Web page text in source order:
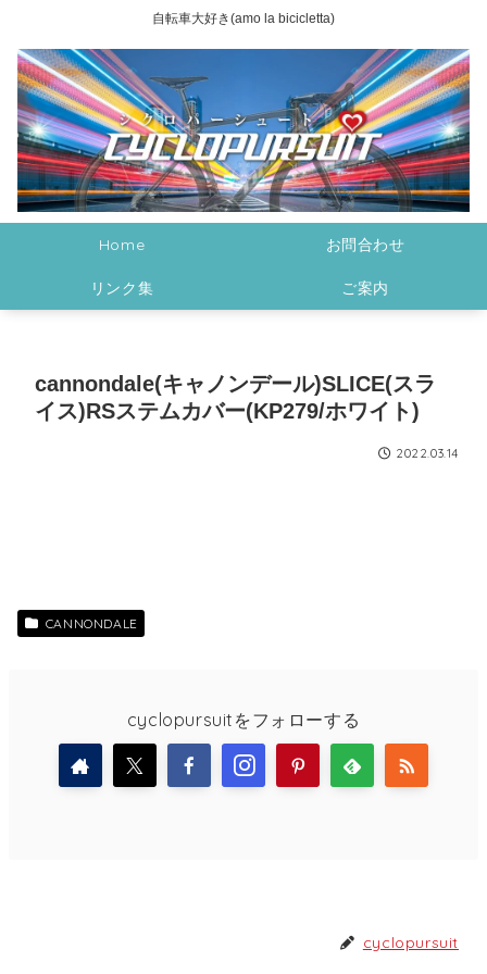
自転車大好き(amo la bicicletta)
Home お問合わせ
リンク集 ご案内
cannondale(キャノンデール)SLICE(スラ
イス)RSステムカバー(KP279/ホワイト)
2022.03.14
CANNONDALE
cyclopursuitをフォローする
cyclopursuit